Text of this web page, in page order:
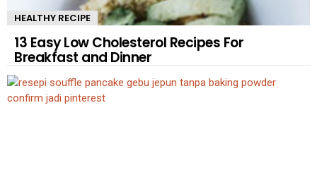
HEALTHY RECIPE
13 Easy Low Cholesterol Recipes For
Breakfast and Dinner